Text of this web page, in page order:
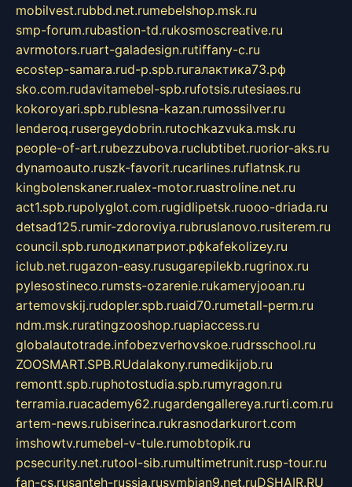
mobilvest.rubbd.net.rumebelshop.msk.ru
smp-forum.rubastion-td.rukosmoscreative.ru
avrmotors.ruart-galadesign.rutiffany-c.ru
ecostep-samara.rud-p.spb.ruгалактика73.рф
sko.com.rudavitamebel-spb.rufotsis.rutesiaes.ru
kokoroyari.spb.rublesna-kazan.rumossilver.ru
lenderoq.rusergeydobrin.rutochkazvuka.msk.ru
people-of-art.rubezzubova.ruclubtibet.ruorior-aks.ru
dynamoauto.ruszk-favorit.rucarlines.ruflatnsk.ru
kingbolenskaner.rualex-motor.ruastroline.net.ru
act1.spb.rupolyglot.com.rugidlipetsk.ruooo-driada.ru
detsad125.rumir-zdoroviya.rubruslanovo.rusiterem.ru
council.spb.ruлодкипатриот.рфkafekolizey.ru
iclub.net.rugazon-easy.rusugarepilekb.rugrinox.ru
pylesostineco.rumsts-ozarenie.rukameryjooan.ru
artemovskij.rudopler.spb.ruaid70.rumetall-perm.ru
ndm.msk.ruratingzooshop.ruapiaccess.ru
globalautotrade.infobezverhovskoe.rudrsschool.ru
ZOOSMART.SPB.RUdalakony.rumedikijob.ru
remontt.spb.ruphotostudia.spb.rumyragon.ru
terramia.ruacademy62.rugardengallereya.rurti.com.ru
artem-news.rubiserinca.rukrasnodarkurort.com
imshowtv.rumebel-v-tule.rumobtopik.ru
pcsecurity.net.rutool-sib.rumultimetrunit.rusp-tour.ru
fan-cs.rusanteh-russia.rusymbian9.net.ruDSHAIR.RU